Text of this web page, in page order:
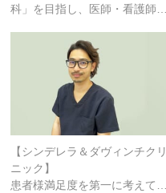
科」を目指し、医師・看護師…
【シンデレラ＆ダヴィンチクリ
ニック】
患者様満足度を第一に考えて…